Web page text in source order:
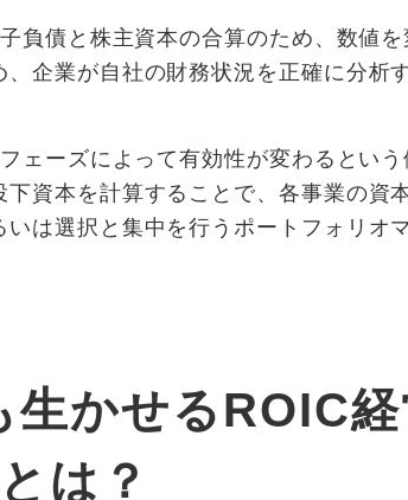
負債と株主資本の合算のため、数値
企業が自社の財務状況を正確に分析
ェーズによって有効性が変わるとい
下資本を計算することで、各事業の資
は選択と集中を行うポートフォリオ
かせるROIC経
は？